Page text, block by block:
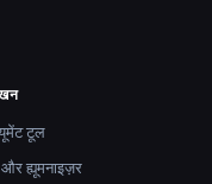
टूल
ह्यूमनाइज़र